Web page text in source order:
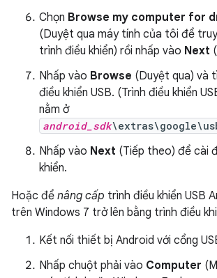
Chọn Browse my computer for
(Duyệt qua máy tính của tôi để
trình điều khiển) rồi nhấp vào Next
Nhấp vào Browse (Duyệt qua) và
điều khiển USB. (Trình điều khiển
nằm ở
android_sdk
Nhấp vào Next (Tiếp theo) để cài
khiển.
Hoặc để nâng cấp trình điều khiển USB
trên Windows 7 trở lên bằng trình điều
Kết nối thiết bị Android với cổng
Nhấp chuột phải vào Computer